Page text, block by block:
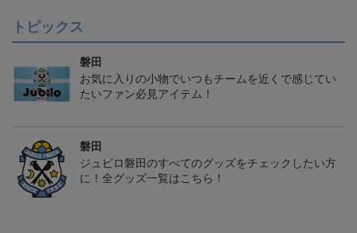
トピックス
磐田
お気に入りの小物でいつもチームを近くで感じてい
たいファン必見アイテム！
磐田
ジュビロ磐田のすべてのグッズをチェックしたい方
に！全グッズ一覧はこちら！